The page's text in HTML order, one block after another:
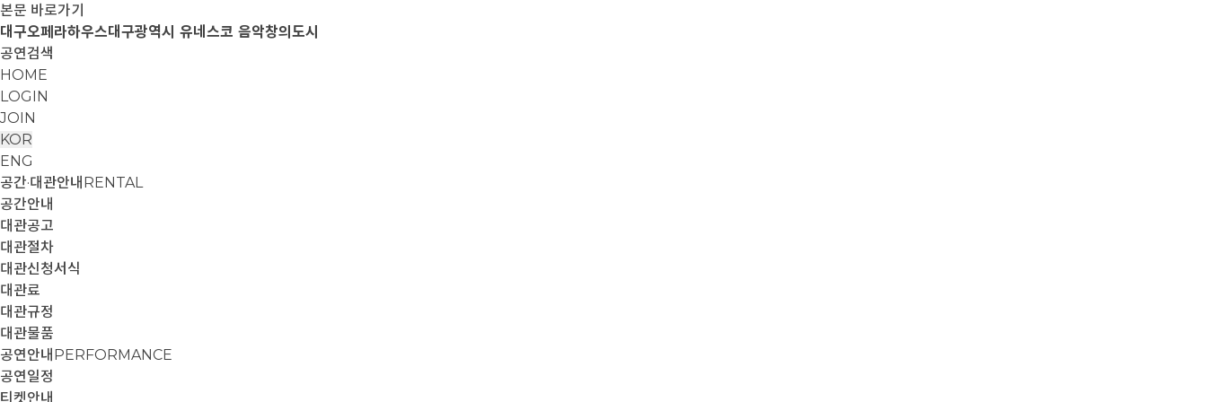
본문 바로가기
대구오페라하우스대구광역시 유네스코 음악창의도시
공연검색
HOME
LOGIN
JOIN
KOR
ENG
공간·대관안내 RENTAL
공간안내
대관공고
대관절차
대관신청서식
대관료
대관규정
대관물품
공연안내 PERFORMANCE
공연일정
티켓안내